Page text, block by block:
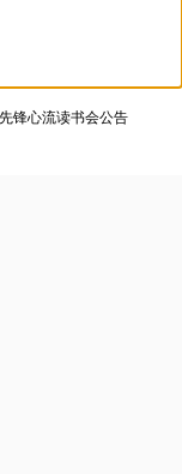
锋心流读书会公告